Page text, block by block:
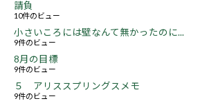
請負
10件のビュー
小さいころには壁なんて無かったのに...
9件のビュー
8月の目標
9件のビュー
５ アリススプリングスメモ
9件のビュー